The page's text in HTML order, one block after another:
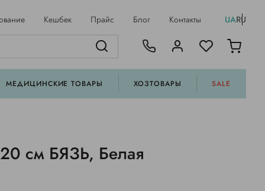
Кешбек Прайс Блог Контакты UARU
МЕДИЦИНСКИЕ ТОВАРЫ ХОЗТОВАРЫ SALE
см БЯЗЬ, Белая